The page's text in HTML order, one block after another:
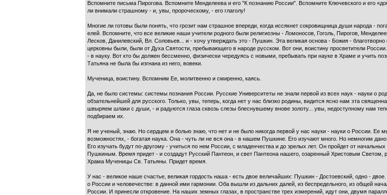
Вспомните письма Пирогова. Вспомните Менделеева и его "К познанию России". Вспомните Ключевского и его
ли внимали страшному - и, увы, про­роческому, - его глаголу!
Многие ли готовы были понять, что грозит нам страшное впереди, когда иссякнет сокровищ­ница души народа -
елей. Вспомните, что все великие наши учители родного были религиозны - Ломоносов, Гоголь, Пирогов,
Лесков, Да­нилевский, Вл. Соловьев... и - хочу утверждать это - Пуш­кин. Эта великая основа - Божия -
церковны были, были от Духа Святости, пребывающего в народе русском. Вот они, воистину просветители
- в науку. Вот кто бы должен бессменно, фи­зически чередуясь с новыми, пребывать при науке в Храме и учить
Татьяна не была бы изгнана из него, вовеки.
Мученица, воистину. Вспомним Ее, молитвенно и сми­ренно, каясь.
Да, не было системы: системы познания России. Рус­ские Университеты не знали первой из всех наук - науки о
обзательнейшей для русского. Только, увы, теперь, когда нет у нас близко родины, видится ясно нам эта
швыряем шлаки с души, - и радуются глаза сквозь слезы блеснувшему внове золоту... увы, недоступному нам
подбираем их.
Я не ученый, знаю. Но сердцем и болью знаю, что нет и не было никогда первой у нас науки - науки о России. Ее
возможностях, - богатая наука. Она - чуть ли не вся она - в нашем Пушкине. Его изучают много. Но немногим дано
Его изучать будут по-другому - учиться по нем России, с младенчества и до зрелых лет. Он пройдет от
Пушкиным. Время придет - и создадут Русский Пантеон, и свет Пантеона нашего, озарен­ный Христовым Светом,
Храма Мученицы Св. Татьяны. Придет время.
У нас - великое наше счастье, великая гордость наша - есть двое величайших: Пушкин - Достоевский, одно -
о России и человечестве: в данной ими гар­монии. Оба вышли из дальних далей, из беспредельного, из общей
России. И принесли откровение. На наших земных глазах, в пространстве трех измерений, идут они, двумя